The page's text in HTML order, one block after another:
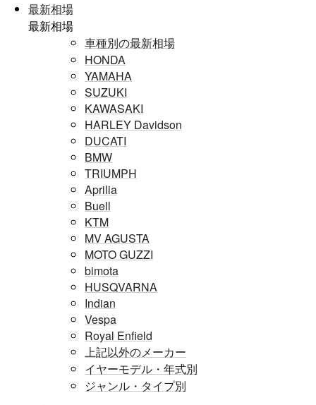
最新相場
最新相場
車種別の最新相場
HONDA
YAMAHA
SUZUKI
KAWASAKI
HARLEY Davidson
DUCATI
BMW
TRIUMPH
Aprilia
Buell
KTM
MV AGUSTA
MOTO GUZZI
bimota
HUSQVARNA
Indian
Vespa
Royal Enfield
上記以外のメーカー
イヤーモデル・年式別
ジャンル・タイプ別